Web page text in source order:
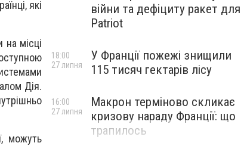
які
місці
Дія.
можуть
війни та дефіциту ракет для
Patriot
У Франції пожежі знищили
115 тисяч гектарів лісу
18:00
27 липня
Макрон терміново скликає
кризову нараду Франції: що
трапилось
16:00
27 липня